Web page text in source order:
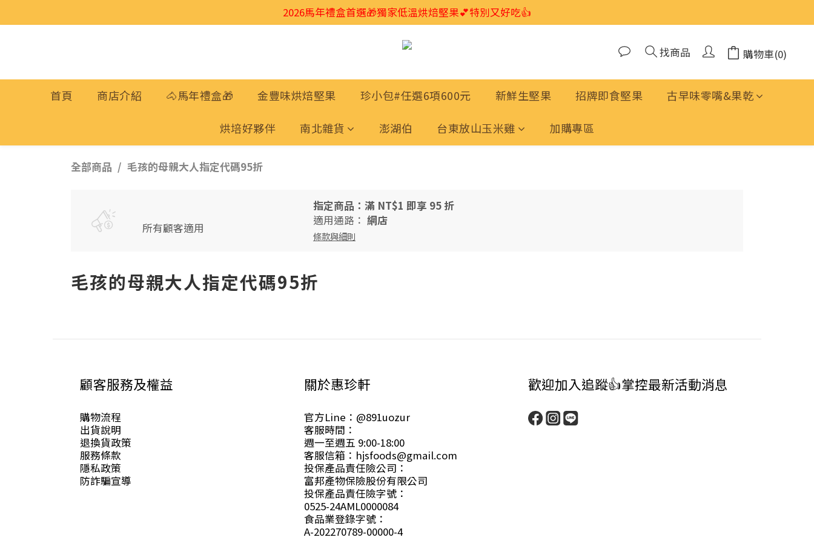
2026馬年禮盒首選🎁獨家低溫烘焙堅果💕特別又好吃👍
2026馬年禮盒首選🎁獨家低溫烘焙堅果💕特別又好吃👍
🎊獨家手做「金豐味烘焙堅果」非油炸、健康又美味！
2026馬年禮盒首選🎁獨家低溫烘焙堅果💕特別又好吃👍
找商品 購物車(0)
首頁 商店介紹 🐴馬年禮盒🎁 金豐味烘焙堅果 珍小包#任選6項600元 新鮮生堅果 招牌即食堅果 古早味零嘴&果乾
烘培好夥伴 南北雜貨 澎湖伯 台東放山玉米雞 加購專區
全部商品 毛孩的母親大人指定代碼95折
所有顧客適用
指定商品：滿 NT$1 即享 95 折
適用通路： 網店
條款與細則
毛孩的母親大人指定代碼95折
顧客服務及權益
購物流程
出貨說明
退換貨政策
服務條款
隱私政策
防詐騙宣導
關於惠珍軒
官方Line：@891uozur
客服時間：
週一至週五 9:00-18:00
客服信箱：hjsfoods@gmail.com
投保產品責任險公司：
富邦產物保險股份有限公司
投保產品責任險字號：
0525-24AML0000084
食品業登錄字號：
A-202270789-00000-4
歡迎加入追蹤👍掌控最新活動消息